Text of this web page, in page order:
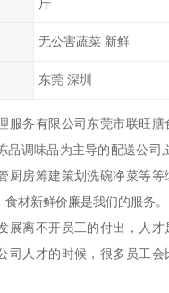
斤
无公害蔬菜 新鲜
东莞 深圳
服务有限公司东莞市联旺
品调味品为主导的配送公司
厨房筹建策划洗碗净菜等等
材新鲜价廉是我们的服务。
展离不开员工的付出，人才
司人才的时候，很多员工